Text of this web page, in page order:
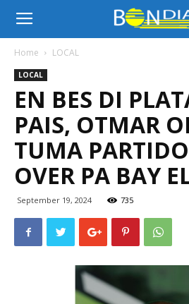
Bon
Dia
Aruba
Home LOCAL
LOCAL
EN BES DI
PAIS, OTMAR
TUMA
OVER PA BAY
September 19, 2024 735